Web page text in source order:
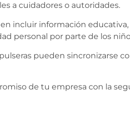
a cuidadores o autoridades.
incluir información
personal por parte de los
pueden sincronizarse
de tu empresa con la